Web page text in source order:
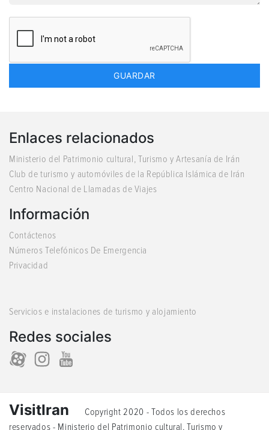
Enlaces relacionados
Ministerio del Patrimonio cultural, Turismo y Artesanía de Irán
Club de turismo y automóviles de la República Islámica de Irán
Centro Nacional de Llamadas de Viajes
Información
Contáctenos
Números Telefónicos De Emergencia
Privacidad
Servicios e instalaciones de turismo y alojamiento
Redes sociales
VisitIran
Copyright 2020 - Todos los derechos
reservados - Ministerio del Patrimonio cultural, Turismo y